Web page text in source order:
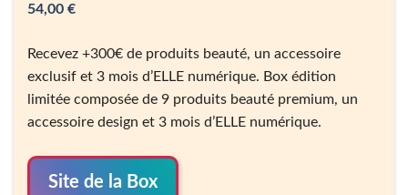
54,00 €
Recevez +300€ de produits beauté, un accessoire
exclusif et 3 mois d’ELLE numérique. Box édition
limitée composée de 9 produits beauté premium, un
accessoire design et 3 mois d’ELLE numérique.
Site de la Box